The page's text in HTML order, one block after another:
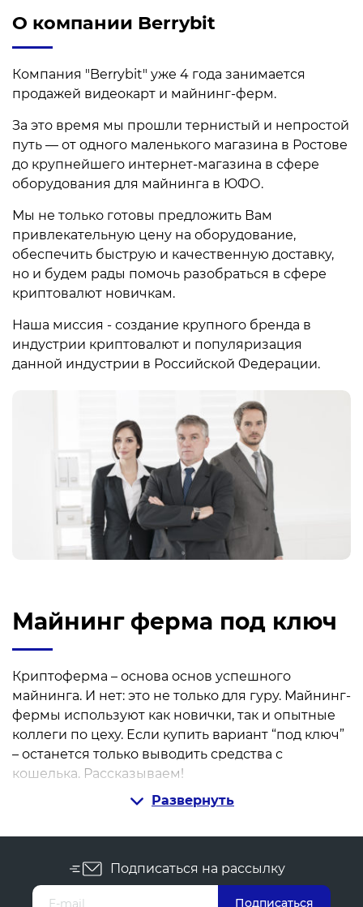
приятное
впечатление о
работе магазина.
менеджер тоже
модель.
Производительность
устраивает,
настраивается
очень легко. Не
нужно самому
устанавливать
оборудование.
Создал кошелек,
установил ПО,
инету, все, готово.
Кстати, уже потом
заметил, что в
продают. Если кто-
то ищет каркас, но
не хочет покупать
уже полностью
укомплектованную
ферму и собрать
железо сам,
обратите
О компании Berrybit
Компания "Berrybit" уже 4 года занимается
продажей видеокарт и майнинг-ферм.
За это время мы прошли тернистый и непростой
путь — от одного маленького магазина в Ростове
до крупнейшего интернет-магазина в сфере
оборудования для майнинга в ЮФО.
Мы не только готовы предложить Вам
привлекательную цену на оборудование,
обеспечить быструю и качественную доставку,
но и будем рады помочь разобраться в сфере
криптовалют новичкам.
Наша миссия - создание крупного бренда в
индустрии криптовалют и популяризация
данной индустрии в Российской Федерации.
Майнинг ферма под ключ
Криптоферма – основа основ успешного
майнинга. И нет: это не только для гуру. Майнинг-
фермы используют как новички, так и опытные
коллеги по цеху. Если купить вариант “под ключ”
– останется только выводить средства с
кошелька. Рассказываем!
Что такое майнинг, и где здесь
выгода?
Криптовалюты не берутся из воздуха и, в
отличие от фиатных денег, не “рождаются” на
Развернуть
Подписаться на рассылку